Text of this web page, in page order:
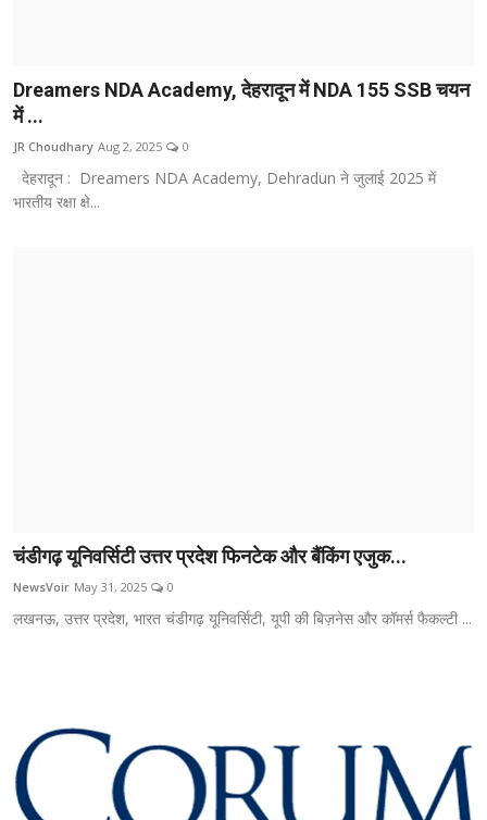
Dreamers NDA Academy, देहरादून में NDA 155 SSB चयन
में ...
JR Choudhary Aug 2, 2025 0
देहरादून : Dreamers NDA Academy, Dehradun ने जुलाई 2025 में
भारतीय रक्षा क्षे...
चंडीगढ़ यूनिवर्सिटी उत्तर प्रदेश फिनटेक और बैंकिंग एजुक...
NewsVoir May 31, 2025 0
लखनऊ, उत्तर प्रदेश, भारत चंडीगढ़ यूनिवर्सिटी, यूपी की बिज़नेस और कॉमर्स फैकल्टी ...